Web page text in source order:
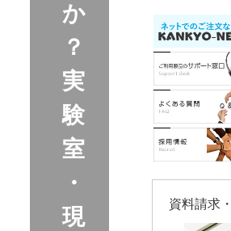
か
？
実
験
室
・
現
資料請求